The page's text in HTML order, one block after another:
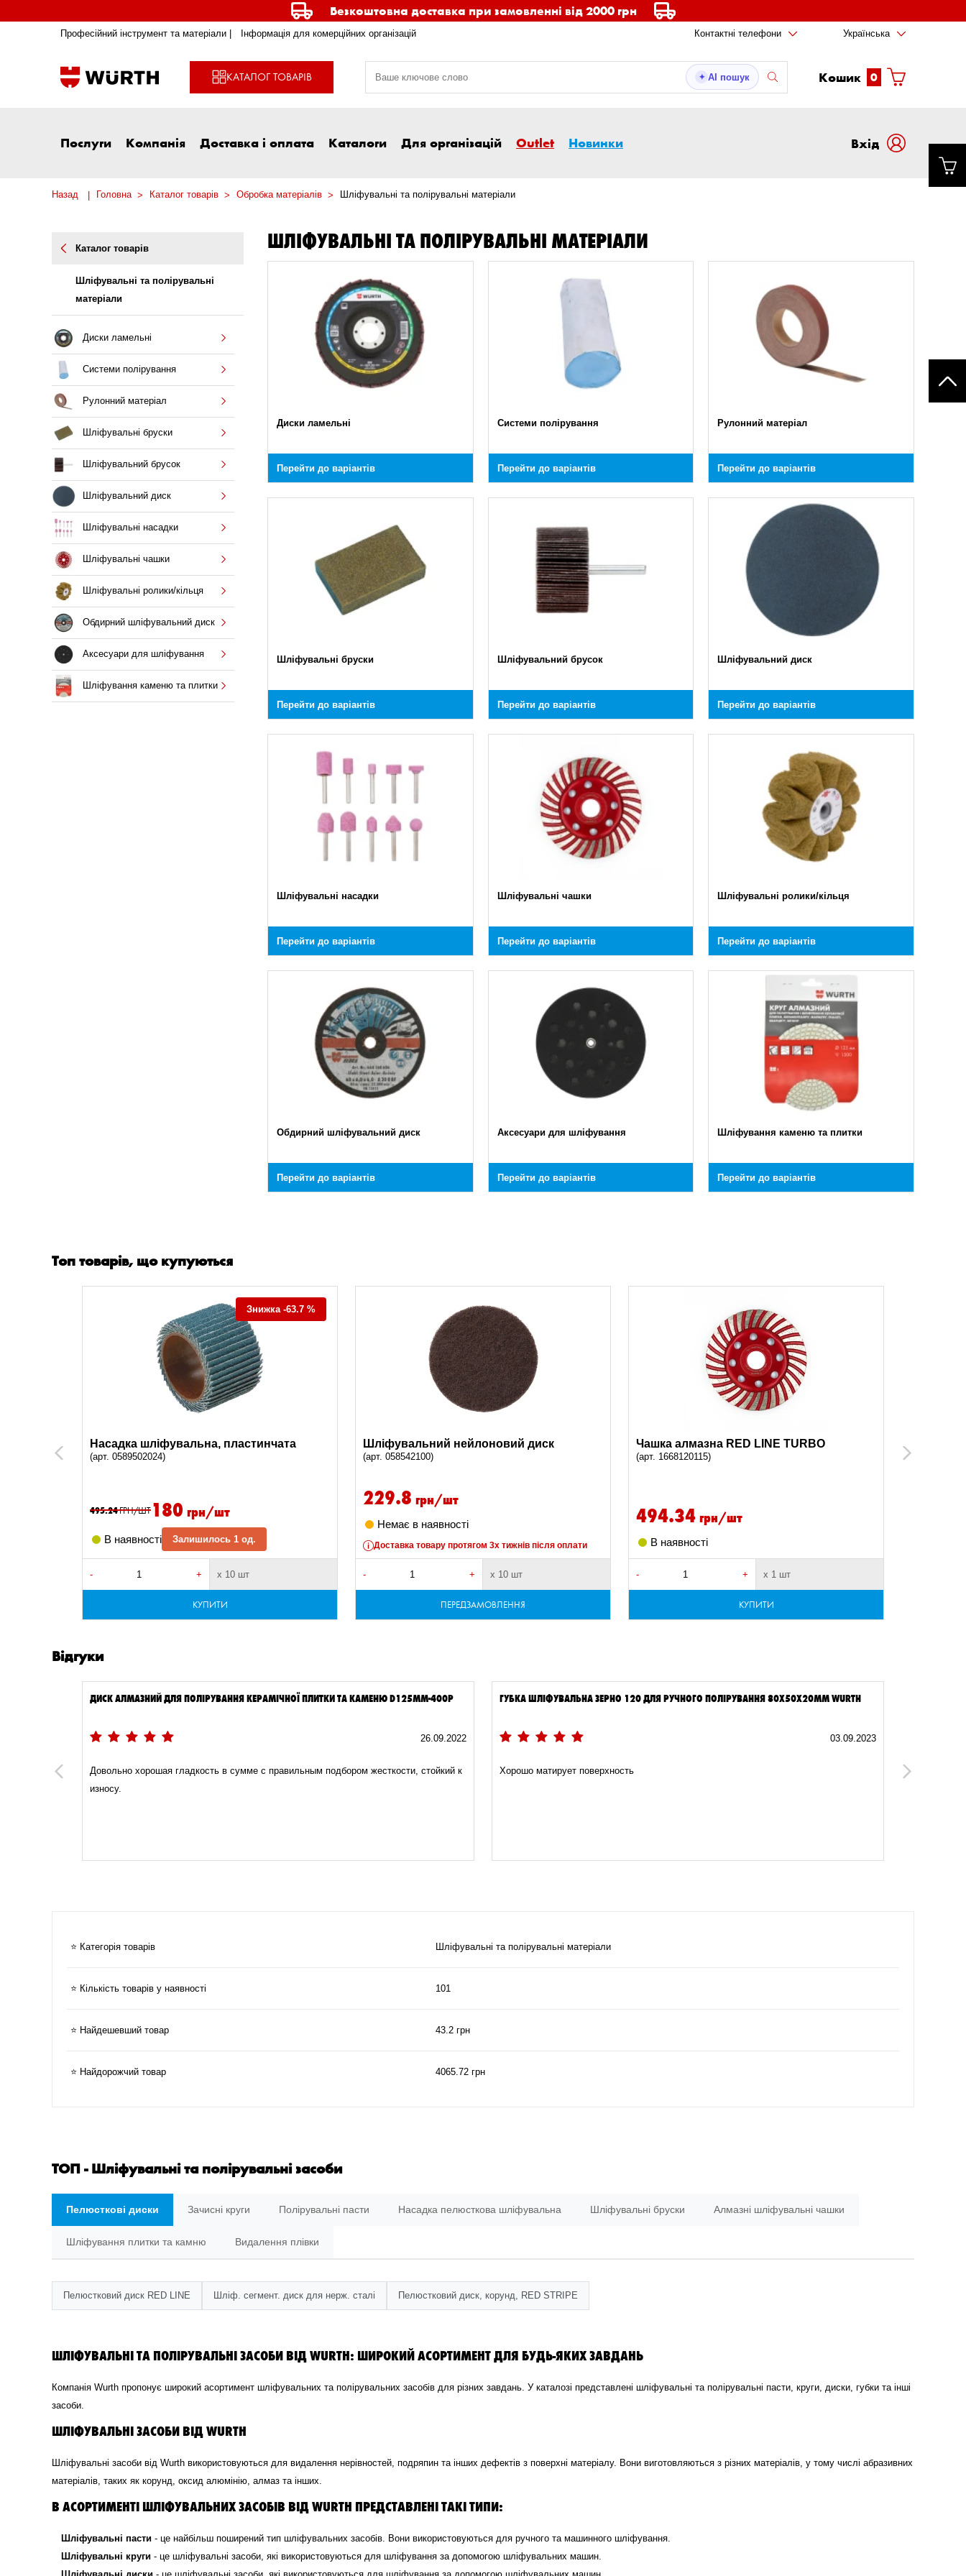
Безкоштовна доставка при замовленні від 2000 грн
Професійний інструмент та матеріали | Інформація для комерційних організацій Контактні телефони Українська
КАТАЛОГ ТОВАРІВ ✦ AI пошук Кошик 0
Послуги Компанія Доставка і оплата Каталоги Для організацій Outlet Новинки Вxід
Назад Головна Каталог товарів Обробка матеріалів Шліфувальні та полірувальні матеріали
Каталог товарів
Шліфувальні та полірувальні
матеріали
Диски ламельні
Системи полірування
Рулонний матеріал
Шліфувальні бруски
Шліфувальний брусок
Шліфувальний диск
Шліфувальні насадки
Шліфувальні чашки
Шліфувальні ролики/кільця
Обдирний шліфувальний диск
Аксесуари для шліфування
Шліфування каменю та плитки
ШЛІФУВАЛЬНІ ТА ПОЛІРУВАЛЬНІ МАТЕРІАЛИ
Диски ламельні
Перейти до варіантів
Системи полірування
Перейти до варіантів
Рулонний матеріал
Перейти до варіантів
Шліфувальні бруски
Перейти до варіантів
Шліфувальний брусок
Перейти до варіантів
Шліфувальний диск
Перейти до варіантів
Шліфувальні насадки
Перейти до варіантів
Шліфувальні чашки
Перейти до варіантів
Шліфувальні ролики/кільця
Перейти до варіантів
Обдирний шліфувальний диск
Перейти до варіантів
Аксесуари для шліфування
Перейти до варіантів
Шліфування каменю та плитки
Перейти до варіантів
Топ товарів, що купуються
Previous
Знижка -63.7 %
Насадка шліфувальна, пластинчата
(арт. 0589502024)
495.24ГРН/ШТ180 грн/шт
В наявності Залишилось 1 од.
- + х 10 шт
КУПИТИ
Шліфувальний нейлоновий диск
(арт. 058542100)
229.8 грн/шт
Немає в наявності
Доставка товару протягом 3х тижнів після оплати
- + х 10 шт
ПЕРЕДЗАМОВЛЕННЯ
Чашка алмазна RED LINE TURBO
(арт. 1668120115)
494.34 грн/шт
В наявності
- + х 1 шт
КУПИТИ
(арт.
Next
Відгуки
Previous
ДИСК АЛМАЗНИЙ ДЛЯ ПОЛІРУВАННЯ КЕРАМІЧНОЇ ПЛИТКИ ТА КАМЕНЮ D125MM-400Р
26.09.2022
Довольно хорошая гладкость в сумме с правильным подбором жесткости, стойкий к
износу.
ГУБКА ШЛІФУВАЛЬНА ЗЕРНО 120 ДЛЯ РУЧНОГО ПОЛІРУВАННЯ 80Х50Х20ММ WURTH
03.09.2023
Хорошо матирует поверхность Хороший
Next
⭐ Категорія товарів Шліфувальні та полірувальні матеріали
⭐ Кількість товарів у наявності 101
⭐ Найдешевший товар 43.2 грн
⭐ Найдорожчий товар 4065.72 грн
ТОП - Шліфувальні та полірувальні засоби
Пелюсткові диски Зачисні круги Полірувальні пасти Насадка пелюсткова шліфувальна Шліфувальні бруски Алмазні шліфувальні чашки
Шліфування плитки та камню Видалення плівки
Пелюстковий диск RED LINE Шліф. сегмент. диск для нерж. сталі Пелюстковий диск, корунд, RED STRIPE
ШЛІФУВАЛЬНІ ТА ПОЛІРУВАЛЬНІ ЗАСОБИ ВІД WURTH: ШИРОКИЙ АСОРТИМЕНТ ДЛЯ БУДЬ-ЯКИХ ЗАВДАНЬ
Компанія Wurth пропонує широкий асортимент шліфувальних та полірувальних засобів для різних завдань. У каталозі представлені шліфувальні та полірувальні пасти, круги, диски, губки та інші
засоби.
ШЛІФУВАЛЬНІ ЗАСОБИ ВІД WURTH
Шліфувальні засоби від Wurth використовуються для видалення нерівностей, подряпин та інших дефектів з поверхні матеріалу. Вони виготовляються з різних матеріалів, у тому числі абразивних
матеріалів, таких як корунд, оксид алюмінію, алмаз та інших.
В АСОРТИМЕНТІ ШЛІФУВАЛЬНИХ ЗАСОБІВ ВІД WURTH ПРЕДСТАВЛЕНІ ТАКІ ТИПИ:
Шліфувальні пасти - це найбільш поширений тип шліфувальних засобів. Вони використовуються для ручного та машинного шліфування.
Шліфувальні круги - це шліфувальні засоби, які використовуються для шліфування за допомогою шліфувальних машин.